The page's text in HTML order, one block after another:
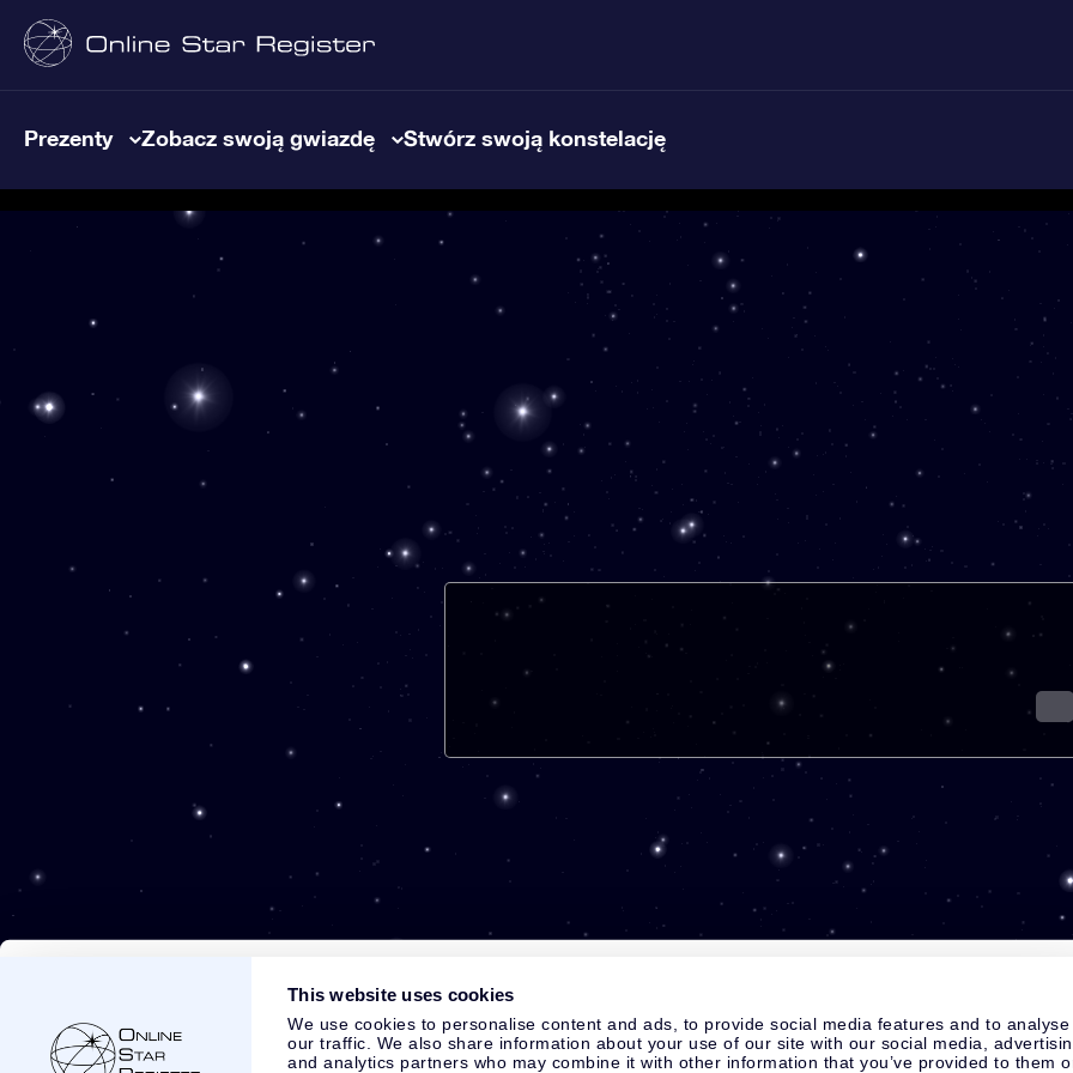
This website uses cookies
We use cookies to personalise content and ads, to provide social media features and to analyse
our traffic. We also share information about your use of our site with our social media,
and analytics partners who may combine it with other information that you’ve provided to them
Prezenty Zobacz swoją gwiazdę Stwórz swoją konstelację